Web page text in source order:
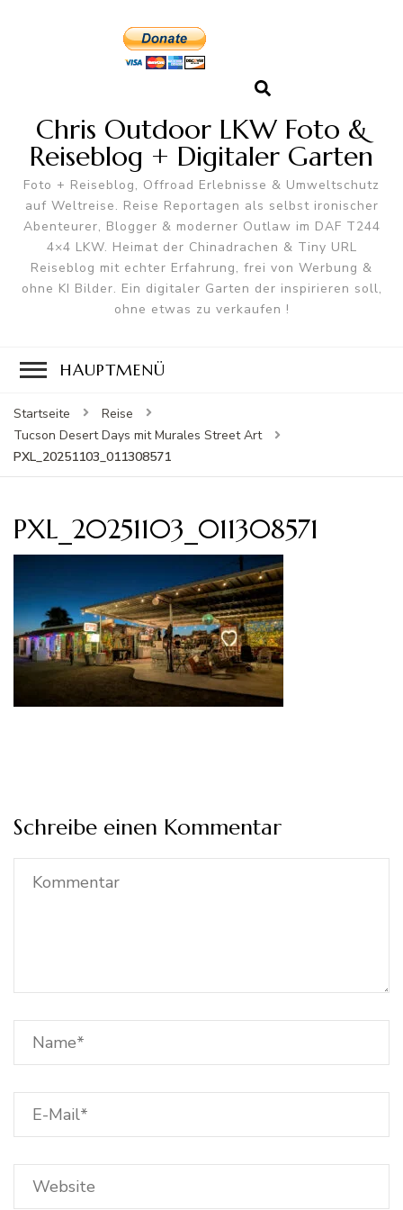
Chris Outdoor LKW Foto &
Reiseblog + Digitaler Garten
Foto + Reiseblog, Offroad Erlebnisse & Umweltschutz
auf Weltreise. Reise Reportagen als selbst ironischer
Abenteurer, Blogger & moderner Outlaw im DAF T244
4×4 LKW. Heimat der Chinadrachen & Tiny URL
Reiseblog mit echter Erfahrung, frei von Werbung &
ohne KI Bilder. Ein digitaler Garten der inspirieren soll,
ohne etwas zu verkaufen !
HAUPTMENÜ
Startseite
Reise
Tucson Desert Days mit Murales Street Art
PXL_20251103_011308571
PXL_20251103_011308571
Schreibe einen Kommentar